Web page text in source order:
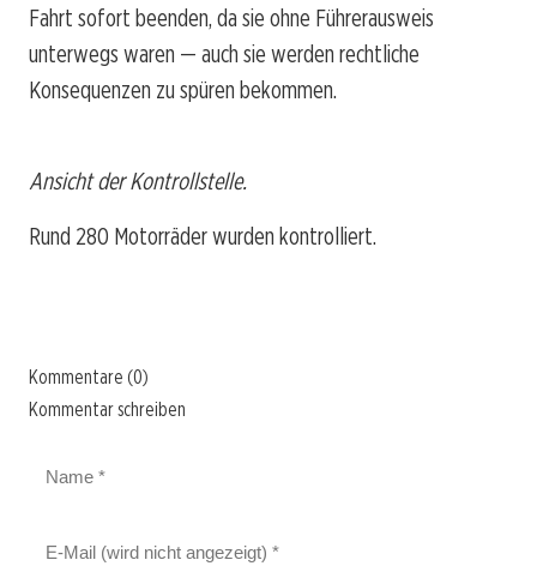
Fahrt sofort beenden, da sie ohne Führerausweis
unterwegs waren — auch sie werden rechtliche
Konsequenzen zu spüren bekommen.
Ansicht der Kontrollstelle.
Rund 280 Motorräder wurden kontrolliert.
Kommentare (0)
Kommentar schreiben